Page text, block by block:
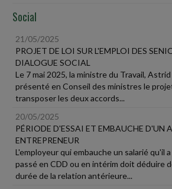
Social
21/05/2025
PROJET DE LOI SUR L'EMPLOI DES
DIALOGUE SOCIAL
Le 7 mai 2025, la ministre du Travail,
présenté en Conseil des ministres le
transposer les deux accords...
20/05/2025
PÉRIODE D'ESSAI ET EMBAUCHE D'UN
ENTREPRENEUR
L'employeur qui embauche un salarié qu'il
passé en CDD ou en intérim doit déduire
durée de la relation antérieure...